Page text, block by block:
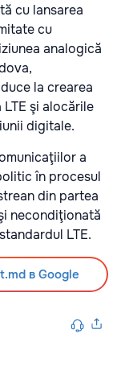
cu lansarea
cu
analogică
la crearea
şi alocările
digitale.
a
în procesul
din partea
necondiţionată
LTE.
в Google